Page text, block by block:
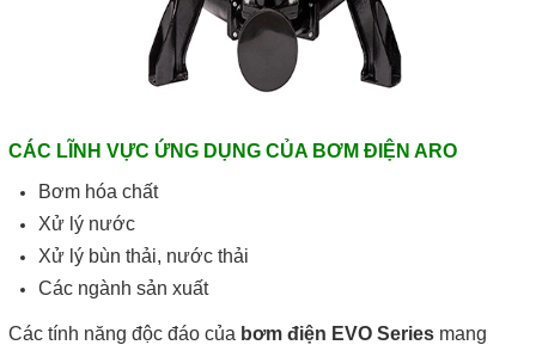
CÁC LĨNH VỰC ỨNG DỤNG CỦA BƠM ĐIỆN ARO
Bơm hóa chất
Xử lý nước
Xử lý bùn thải, nước thải
Các ngành sản xuất
Các tính năng độc đáo của bơm điện EVO Series mang